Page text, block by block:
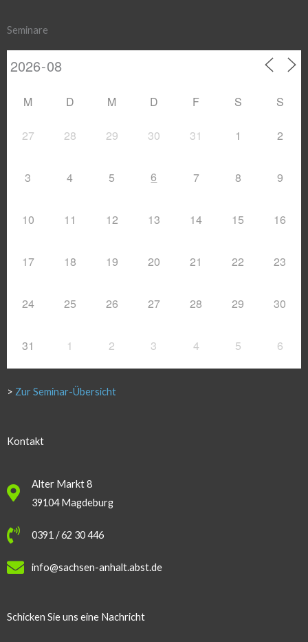
Seminare
M D M D F S S
27 28 29 30 31 1 2
3 4 5 6 7 8 9
10 11 12 13 14 15 16
17 18 19 20 21 22 23
24 25 26 27 28 29 30
31 1 2 3 4 5 6
> Zur Seminar-Übersicht
Kontakt
Alter Markt 8
39104 Magdeburg
0391 / 62 30 446
info@sachsen-anhalt.abst.de
Schicken Sie uns eine Nachricht